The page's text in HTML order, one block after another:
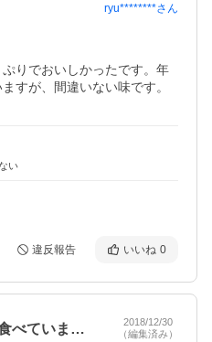
ryu********さん
りでおいしかったです。年
すが、間違いない味です。
い
違反報告 いいね 0
毎年、注文して大晦日に食べています。と…
2018/12/30
（編集済み）